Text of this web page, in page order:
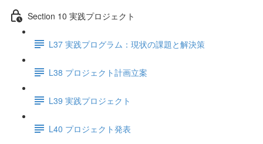
Section 10 実践プロジェクト
L37 実践プログラム：現状の課題と解決策
L38 プロジェクト計画立案
L39 実践プロジェクト
L40 プロジェクト発表